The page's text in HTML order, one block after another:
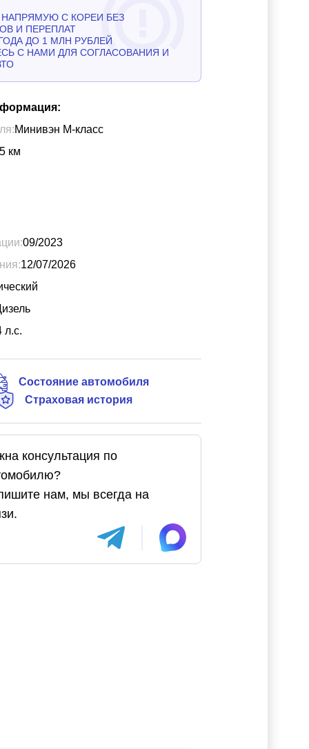
С КОРЕИ БЕЗ
И ПЕРЕПЛАТ
ДО 1 МЛН РУБЛЕЙ
С НАМИ ДЛЯ СОГЛАСОВАНИЯ И
Минивэн М-класс
км
09/2023
12/07/2026
л.с.
Состояние автомобиля
Страховая история
консультация по
нам, мы всегда на